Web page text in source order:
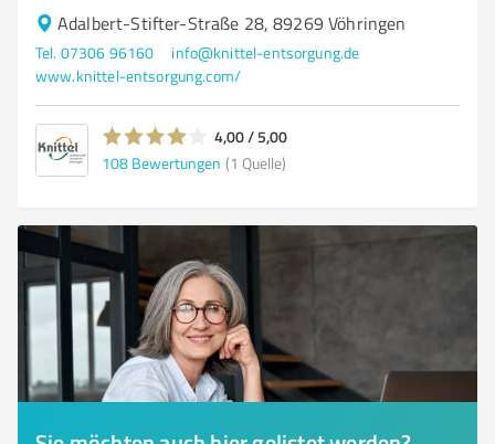
Adalbert-Stifter-Straße 28, 89269 Vöhringen
Tel. 07306 96160
info@knittel-entsorgung.de
www.knittel-entsorgung.com/
4,00 / 5,00
108 Bewertungen (1 Quelle)